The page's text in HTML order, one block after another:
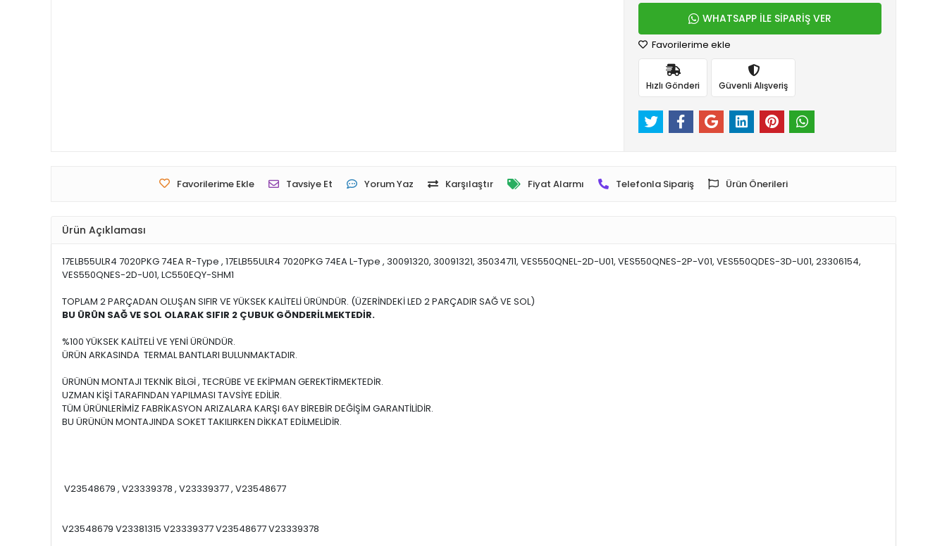
WHATSAPP İLE SİPARİŞ VER
Favorilerime ekle
Hızlı Gönderi Güvenli Alışveriş
Favorilerime Ekle Tavsiye Et Yorum Yaz Karşılaştır Fiyat Alarmı Telefonla Sipariş Ürün Önerileri
Ürün Açıklaması
17ELB55ULR4 7020PKG 74EA R-Type , 17ELB55ULR4 7020PKG 74EA L-Type , 30091320, 30091321, 35034711, VES550QNEL-2D-U01, VES550QNES-2P-V01, VES550QDES-3D-U01, 23306154,
VES550QNES-2D-U01, LC550EQY-SHM1
TOPLAM 2 PARÇADAN OLUŞAN SIFIR VE YÜKSEK KALİTELİ ÜRÜNDÜR. (ÜZERİNDEKİ LED 2 PARÇADIR SAĞ VE SOL)
BU ÜRÜN SAĞ VE SOL OLARAK SIFIR 2 ÇUBUK GÖNDERİLMEKTEDİR.
%100 YÜKSEK KALİTELİ VE YENİ ÜRÜNDÜR.
ÜRÜN ARKASINDA TERMAL BANTLARI BULUNMAKTADIR.
ÜRÜNÜN MONTAJI TEKNİK BİLGİ , TECRÜBE VE EKİPMAN GEREKTİRMEKTEDİR.
UZMAN KİŞİ TARAFINDAN YAPILMASI TAVSİYE EDİLİR.
TÜM ÜRÜNLERİMİZ FABRİKASYON ARIZALARA KARŞI 6AY BİREBİR DEĞİŞİM GARANTİLİDİR.
BU ÜRÜNÜN MONTAJINDA SOKET TAKILIRKEN DİKKAT EDİLMELİDİR.
V23548679 , V23339378 , V23339377 , V23548677
V23548679 V23381315 V23339377 V23548677 V23339378